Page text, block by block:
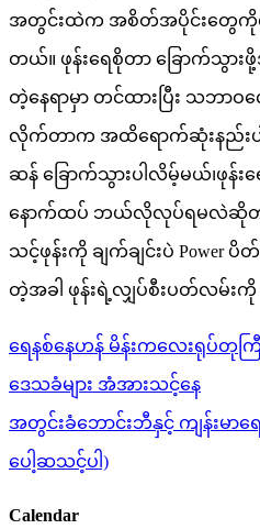
အတွင်းထဲက အစိတ်အပိုင်းတွေကိုလည်
တယ်။ ဖုန်းရေစိုတာ ခြောက်သွာ
တဲ့နေရာမှာ တင်ထားပြီး သဘာဝ
လိုက်တာက အထိရောက်ဆုံးနည်းပါ
ဆန် ခြောက်သွားပါလိမ့်မယ်၊ဖု
နောက်ထပ် ဘယ်လိုလုပ်ရမလဲဆိုတာ
သင့်ဖုန်းကို ချက်ချင်းပဲ Power ပိ
တဲ့အခါ ဖုန်းရဲ့လျှပ်စီးပတ်လမ်း
Post
navigation
ရေနစ်နေဟန် မိန်းကလေးရုပ်တုကြီ
ဒေသခံများ အံအားသင့်နေ
အတွင်းခံဘောင်းဘီနှင့် ကျန်းမာရ
ပေါ့ဆသင့်ပါ)
Calendar